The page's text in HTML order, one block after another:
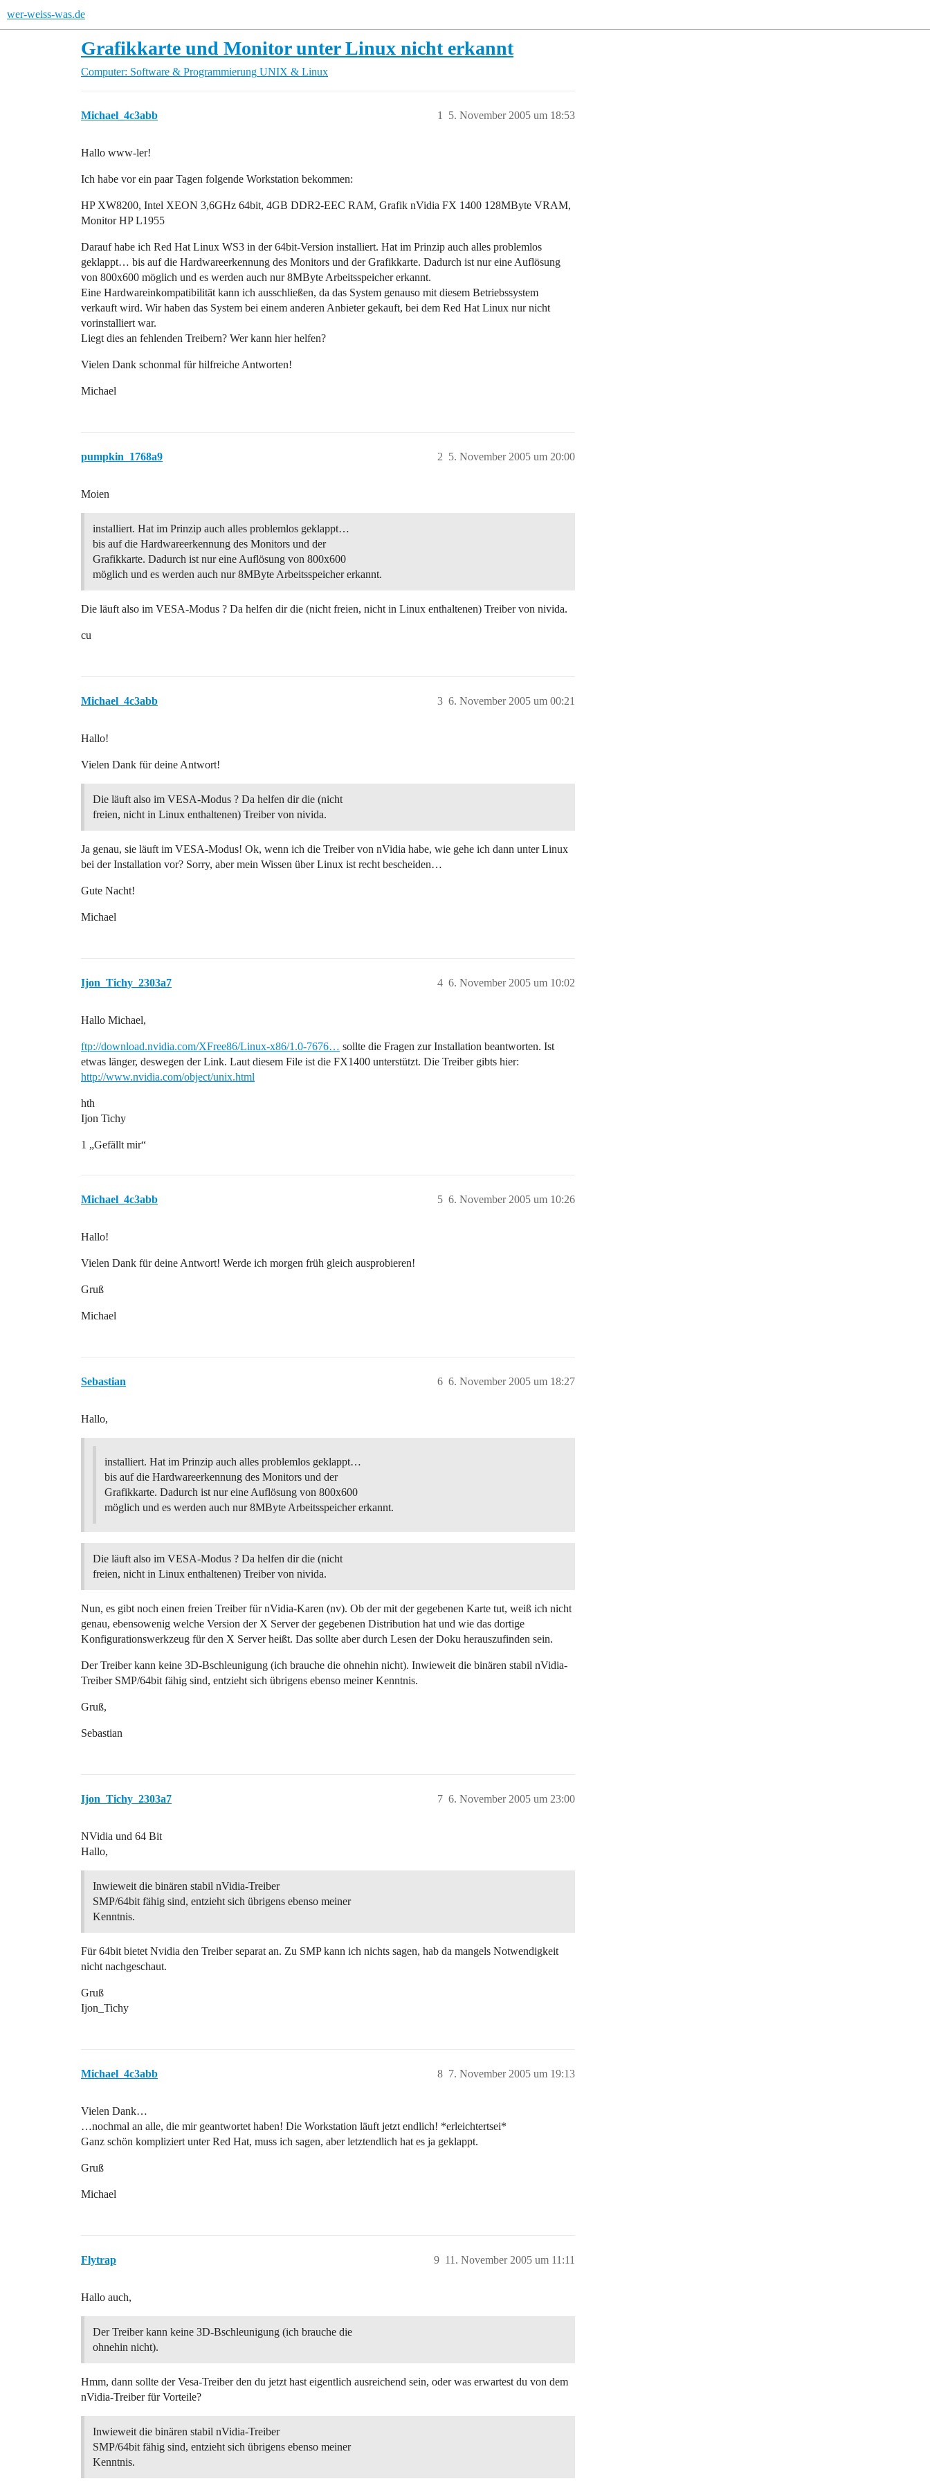
wer-weiss-was.de
Grafikkarte und Monitor unter Linux nicht erkannt
Computer: Software & Programmierung UNIX & Linux
Michael_4c3abb 5. November 2005 um 18:53
1
Hallo www-ler!
Ich habe vor ein paar Tagen folgende Workstation bekommen:
HP XW8200, Intel XEON 3,6GHz 64bit, 4GB DDR2-EEC RAM, Grafik nVidia FX 1400 128MByte VRAM,
Monitor HP L1955
Darauf habe ich Red Hat Linux WS3 in der 64bit-Version installiert. Hat im Prinzip auch alles problemlos
geklappt… bis auf die Hardwareerkennung des Monitors und der Grafikkarte. Dadurch ist nur eine Auflösung
von 800x600 möglich und es werden auch nur 8MByte Arbeitsspeicher erkannt.
Eine Hardwareinkompatibilität kann ich ausschließen, da das System genauso mit diesem Betriebssystem
verkauft wird. Wir haben das System bei einem anderen Anbieter gekauft, bei dem Red Hat Linux nur nicht
vorinstalliert war.
Liegt dies an fehlenden Treibern? Wer kann hier helfen?
Vielen Dank schonmal für hilfreiche Antworten!
Michael
pumpkin_1768a9 5. November 2005 um 20:00
2
Moien
installiert. Hat im Prinzip auch alles problemlos geklappt…
bis auf die Hardwareerkennung des Monitors und der
Grafikkarte. Dadurch ist nur eine Auflösung von 800x600
möglich und es werden auch nur 8MByte Arbeitsspeicher erkannt.
Die läuft also im VESA-Modus ? Da helfen dir die (nicht freien, nicht in Linux enthaltenen) Treiber von nivida.
cu
Michael_4c3abb 6. November 2005 um 00:21
3
Hallo!
Vielen Dank für deine Antwort!
Die läuft also im VESA-Modus ? Da helfen dir die (nicht
freien, nicht in Linux enthaltenen) Treiber von nivida.
Ja genau, sie läuft im VESA-Modus! Ok, wenn ich die Treiber von nVidia habe, wie gehe ich dann unter Linux
bei der Installation vor? Sorry, aber mein Wissen über Linux ist recht bescheiden…
Gute Nacht!
Michael
Ijon_Tichy_2303a7 6. November 2005 um 10:02
4
Hallo Michael,
ftp://download.nvidia.com/XFree86/Linux-x86/1.0-7676… sollte die Fragen zur Installation beantworten. Ist
etwas länger, deswegen der Link. Laut diesem File ist die FX1400 unterstützt. Die Treiber gibts hier:
http://www.nvidia.com/object/unix.html
hth
Ijon Tichy
1 „Gefällt mir“
Michael_4c3abb 6. November 2005 um 10:26
5
Hallo!
Vielen Dank für deine Antwort! Werde ich morgen früh gleich ausprobieren!
Gruß
Michael
Sebastian 6. November 2005 um 18:27
6
Hallo,
installiert. Hat im Prinzip auch alles problemlos geklappt…
bis auf die Hardwareerkennung des Monitors und der
Grafikkarte. Dadurch ist nur eine Auflösung von 800x600
möglich und es werden auch nur 8MByte Arbeitsspeicher erkannt.
Die läuft also im VESA-Modus ? Da helfen dir die (nicht
freien, nicht in Linux enthaltenen) Treiber von nivida.
Nun, es gibt noch einen freien Treiber für nVidia-Karen (nv). Ob der mit der gegebenen Karte tut, weiß ich nicht
genau, ebensowenig welche Version der X Server der gegebenen Distribution hat und wie das dortige
Konfigurationswerkzeug für den X Server heißt. Das sollte aber durch Lesen der Doku herauszufinden sein.
Der Treiber kann keine 3D-Bschleunigung (ich brauche die ohnehin nicht). Inwieweit die binären stabil nVidia-
Treiber SMP/64bit fähig sind, entzieht sich übrigens ebenso meiner Kenntnis.
Gruß,
Sebastian
Ijon_Tichy_2303a7 6. November 2005 um 23:00
7
NVidia und 64 Bit
Hallo,
Inwieweit die binären stabil nVidia-Treiber
SMP/64bit fähig sind, entzieht sich übrigens ebenso meiner
Kenntnis.
Für 64bit bietet Nvidia den Treiber separat an. Zu SMP kann ich nichts sagen, hab da mangels Notwendigkeit
nicht nachgeschaut.
Gruß
Ijon_Tichy
Michael_4c3abb 7. November 2005 um 19:13
8
Vielen Dank…
…nochmal an alle, die mir geantwortet haben! Die Workstation läuft jetzt endlich! *erleichtertsei*
Ganz schön kompliziert unter Red Hat, muss ich sagen, aber letztendlich hat es ja geklappt.
Gruß
Michael
Flytrap 11. November 2005 um 11:11
9
Hallo auch,
Der Treiber kann keine 3D-Bschleunigung (ich brauche die
ohnehin nicht).
Hmm, dann sollte der Vesa-Treiber den du jetzt hast eigentlich ausreichend sein, oder was erwartest du von dem
nVidia-Treiber für Vorteile?
Inwieweit die binären stabil nVidia-Treiber
SMP/64bit fähig sind, entzieht sich übrigens ebenso meiner
Kenntnis.